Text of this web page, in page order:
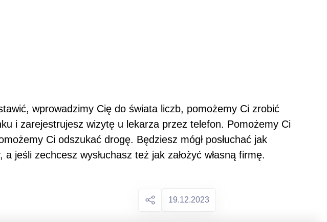
wprowadzimy Cię do świata liczb, pomożemy Ci zrobić
i zarejestrujesz wizytę u lekarza przez telefon. Pomożemy Ci
Ci odszukać drogę. Będziesz mógł posłuchać jak
zechcesz wysłuchasz też jak założyć własną firmę.
19.12.2023